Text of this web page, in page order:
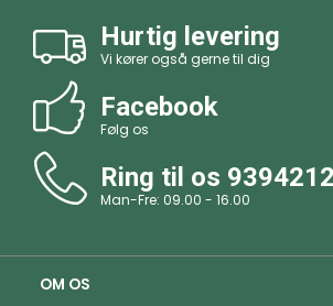
Hurtig levering
Vi kører også gerne til dig
Facebook
Følg os
Ring til os
Man-Fre: 09.00 - 16.00
OM OS